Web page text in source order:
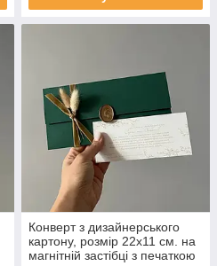
Конверт з дизайнерського
картону, розмір 22x11 см. на
магнітній застібці з печаткою